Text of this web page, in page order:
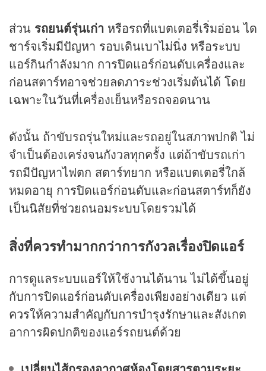
ส่วน รถยนต์รุ่นเก่า หรือรถที่แบตเตอรี่เริ่มอ่อน ได
ชาร์จเริ่มมีปัญหา รอบเดินเบาไม่นิ่ง หรือระบบ
แอร์กินกำลังมาก การปิดแอร์ก่อนดับเครื่องและ
ก่อนสตาร์ทอาจช่วยลดภาระช่วงเริ่มต้นได้ โดย
เฉพาะในวันที่เครื่องเย็นหรือรถจอดนาน
ดังนั้น ถ้าขับรถรุ่นใหม่และรถอยู่ในสภาพปกติ ไม่
จำเป็นต้องเคร่งจนกังวลทุกครั้ง แต่ถ้าขับรถเก่า
รถมีปัญหาไฟตก สตาร์ทยาก หรือแบตเตอรี่ใกล้
หมดอายุ การปิดแอร์ก่อนดับและก่อนสตาร์ทก็ยัง
เป็นนิสัยที่ช่วยถนอมระบบโดยรวมได้
สิ่งที่ควรทำมากกว่าการกังวลเรื่องปิดแอร์
การดูแลระบบแอร์ให้ใช้งานได้นาน ไม่ได้ขึ้นอยู่
กับการปิดแอร์ก่อนดับเครื่องเพียงอย่างเดียว แต่
ควรให้ความสำคัญกับการบำรุงรักษาและสังเกต
อาการผิดปกติของแอร์รถยนต์ด้วย